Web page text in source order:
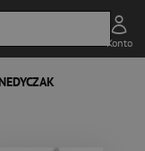
Konto